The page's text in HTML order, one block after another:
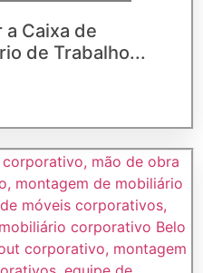
Caixa de
de Trabalho...